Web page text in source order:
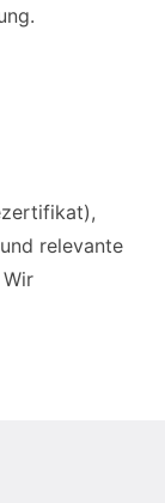
relevante